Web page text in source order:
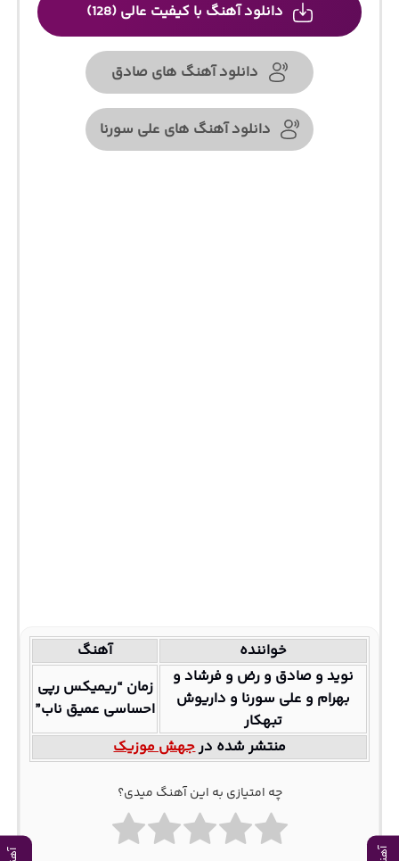
دانلود آهنگ با کیفیت عالی (128)
دانلود آهنگ های صادق
دانلود آهنگ های علی سورنا
خواننده
آهنگ
نوید و صادق و رض و فرشاد و
بهرام و علی سورنا و داریوش
تبهکار
زمان “ریمیکس رپی
احساسی عمیق ناب”
منتشر شده درجهش موزیک
چه امتیازی به این آهنگ میدی؟